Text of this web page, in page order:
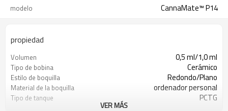
modelo CannaMate™ P14
propiedad
Volumen 0,5 ml/1,0 ml
Tipo de bobina Cerámico
Estilo de boquilla Redondo/Plano
Material de la boquilla ordenador personal
Tipo de tanque PCTG
VER MÁS